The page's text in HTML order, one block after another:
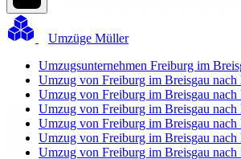
Umzüge Müller
Umzugsunternehmen Freiburg im
Umzug von Freiburg im Breisgau nach
Umzug von Freiburg im Breisgau nach
Umzug von Freiburg im Breisgau nach
Umzug von Freiburg im Breisgau
Umzug von Freiburg im Breisgau
Umzug von Freiburg im Breisgau nach